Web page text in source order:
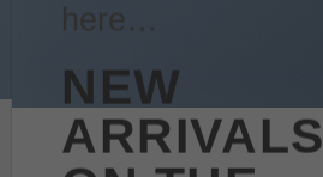
here…
NEW
ARRIVALS